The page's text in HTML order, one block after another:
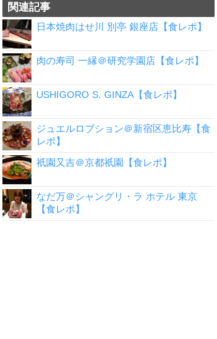
関連記事
日本焼肉はせ川 別亭 銀座店【食レポ】
肉の寿司 一縁＠研究学園店【食レポ】
USHIGORO S. GINZA【食レポ】
ジュエルロブション＠新宿区恵比寿【食
レポ】
祇園又吉＠京都祇園【食レポ】
なだ万＠シャングリ・ラ ホテル 東京
【食レポ】